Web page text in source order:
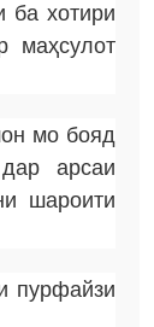
ба хотири
маҳсулот
мо бояд
арсаи
шароити
пурфайзи